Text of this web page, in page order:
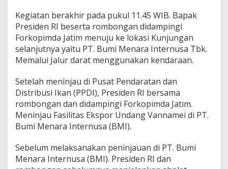
Kegiatan berakhir pada pukul 11.45 WIB. Bapak
Presiden RI beserta rombongan didampingi
Forkopimda Jatim menuju ke lokasi Kunjungan
selanjutnya yaitu PT. Bumi Menara Internusa Tbk.
Memalui Jalur darat menggunakan kendaraan.
Setelah meninjau di Pusat Pendaratan dan
Distribusi Ikan (PPDI), Presiden RI bersama
rombongan dan didampingi Forkopimda Jatim.
Meninjau Fasilitas Ekspor Undang Vannamei di PT.
Bumi Menara Internusa (BMI).
Sebelum melaksanakan peninjauan di PT. Bumi
Menara Internusa (BMI). Presiden RI dan